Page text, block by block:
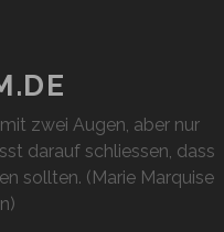
zwei Augen, aber nur
darauf schliessen, dass
sollten. (Marie Marquise